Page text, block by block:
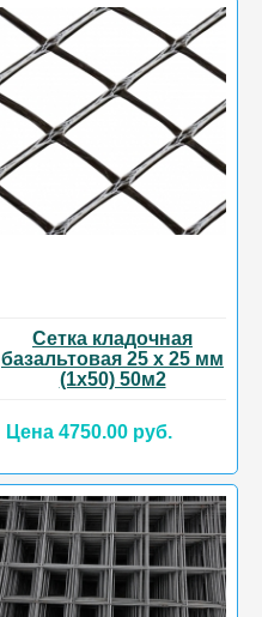
Сетка кладочная
базальтовая 25 х 25 мм
(1х50) 50м2
Цена 4750.00 руб.